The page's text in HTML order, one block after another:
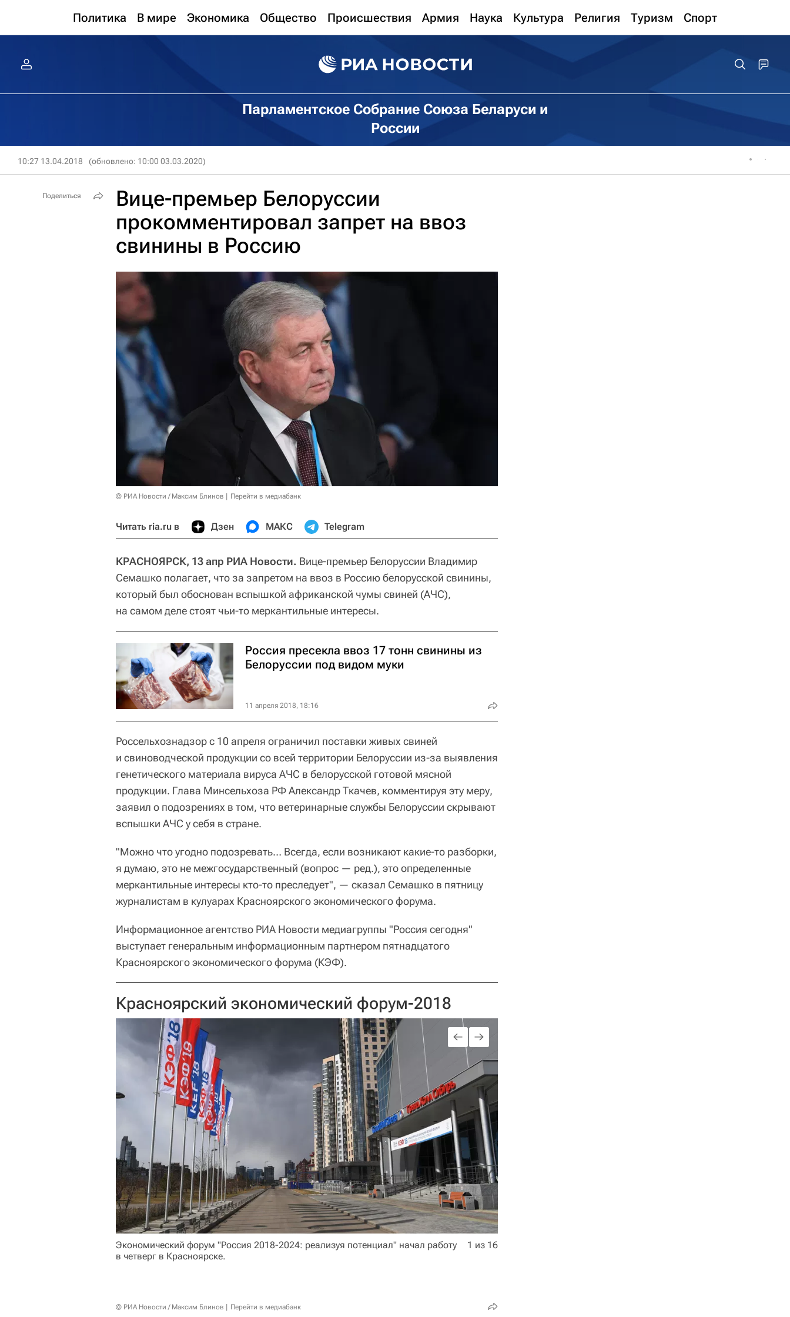
Политика В мире Экономика Общество Происшествия Армия Наука Культура Религия Туризм Спорт
Парламентское Собрание Союза Беларуси и
России
10:27 13.04.2018 (обновлено: 10:00 03.03.2020)
Вице-премьер Белоруссии
прокомментировал запрет на ввоз
свинины в Россию
© РИА Новости / Максим Блинов Перейти в медиабанк
Читать ria.ru в Дзен МАКС Telegram
КРАСНОЯРСК, 13 апр РИА Новости. Вице-премьер Белоруссии Владимир
Семашко полагает, что за запретом на ввоз в Россию белорусской свинины,
который был обоснован вспышкой африканской чумы свиней (АЧС),
на самом деле стоят чьи-то меркантильные интересы.
Россия пресекла ввоз 17 тонн свинины из
Белоруссии под видом муки
11 апреля 2018, 18:16
Россельхознадзор с 10 апреля ограничил поставки живых свиней
и свиноводческой продукции со всей территории Белоруссии из-за выявления
генетического материала вируса АЧС в белорусской готовой мясной
продукции. Глава Минсельхоза РФ Александр Ткачев, комментируя эту меру,
заявил о подозрениях в том, что ветеринарные службы Белоруссии скрывают
вспышки АЧС у себя в стране.
"Можно что угодно подозревать… Всегда, если возникают какие-то разборки,
я думаю, это не межгосударственный (вопрос — ред.), это определенные
меркантильные интересы кто-то преследует", — сказал Семашко в пятницу
журналистам в кулуарах Красноярского экономического форума.
Информационное агентство РИА Новости медиагруппы "Россия сегодня"
выступает генеральным информационным партнером пятнадцатого
Красноярского экономического форума (КЭФ).
Красноярский экономический форум-2018
Экономический форум "Россия 2018-2024: реализуя потенциал" начал работу
в четверг в Красноярске.
© РИА Новости / Максим Блинов Перейти в медиабанк
1 из 16
Поделиться